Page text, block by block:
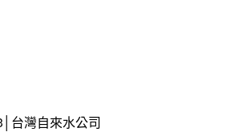
台灣自來水公司